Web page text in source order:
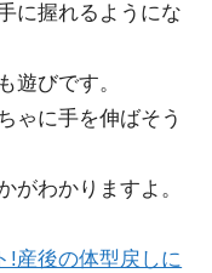
に握れるようにな
遊びです。
ゃに手を伸ばそう
がわかりますよ。
!産後の体型戻しに